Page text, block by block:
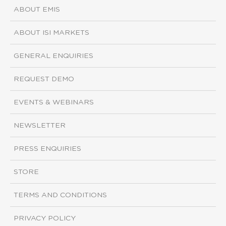
ABOUT EMIS
ABOUT ISI MARKETS
GENERAL ENQUIRIES
REQUEST DEMO
EVENTS & WEBINARS
NEWSLETTER
PRESS ENQUIRIES
STORE
TERMS AND CONDITIONS
PRIVACY POLICY